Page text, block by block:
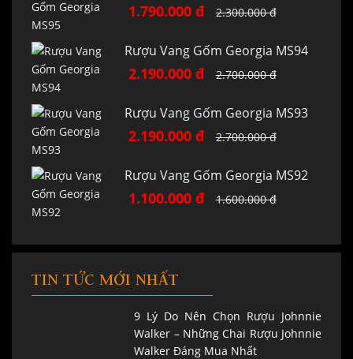
1.790.000 đ 2.300.000 đ
Rượu Vang Gốm Georgia MS94
2.190.000 đ 2.700.000 đ
Rượu Vang Gốm Georgia MS93
2.190.000 đ 2.700.000 đ
Rượu Vang Gốm Georgia MS92
1.100.000 đ 1.600.000 đ
TIN TỨC MỚI NHẤT
9 Lý Do Nên Chọn Rượu Johnnie
Walker – Những Chai Rượu Johnnie
Walker Đáng Mua Nhất